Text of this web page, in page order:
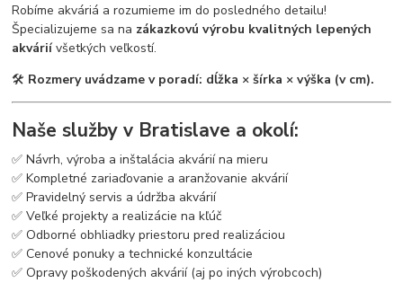
Robíme akváriá a rozumieme im do posledného detailu!
Špecializujeme sa na zákazkovú výrobu kvalitných lepených
akváriívšetkých veľkostí.
🛠 Rozmery uvádzame v poradí: dĺžka × šírka × výška (v cm).
Naše služby v Bratislave a okolí:
✅ Návrh, výroba a inštalácia akvárií na mieru
✅ Kompletné zariaďovanie a aranžovanie akvárií
✅ Pravidelný servis a údržba akvárií
✅ Veľké projekty a realizácie na kľúč
✅ Odborné obhliadky priestoru pred realizáciou
✅ Cenové ponuky a technické konzultácie
✅ Opravy poškodených akvárií (aj po iných výrobcoch)